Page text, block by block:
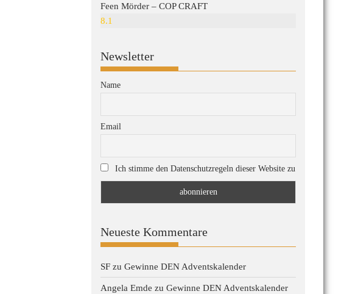
Feen Mörder – COP CRAFT
8.1
Newsletter
Name
Email
Ich stimme den Datenschutzregeln dieser Website zu
Neueste Kommentare
SF zu Gewinne DEN Adventskalender
Angela Emde zu Gewinne DEN Adventskalender